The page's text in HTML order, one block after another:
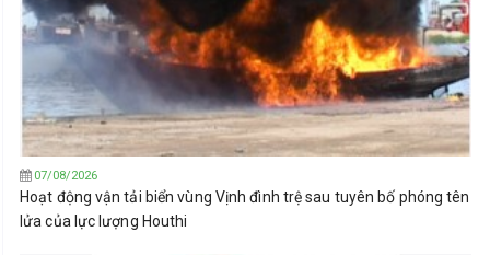
07/08/2026
Hoạt động vận tải biển vùng Vịnh đình trệ sau tuyên bố phóng tên
lửa của lực lượng Houthi